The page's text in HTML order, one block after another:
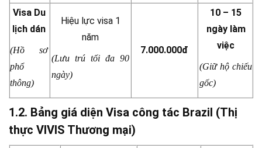
Visa Du
lịch dán
(Hồ sơ
phổ
thông)
Hiệu lực visa 1
năm
(Lưu trú tối đa 90
ngày)
7.000.000đ
10 – 15
ngày làm
việc
(Giữ hộ chiếu
gốc)
1.2. Bảng giá diện Visa công tác Brazil (Thị
thực VIVIS Thương mại)